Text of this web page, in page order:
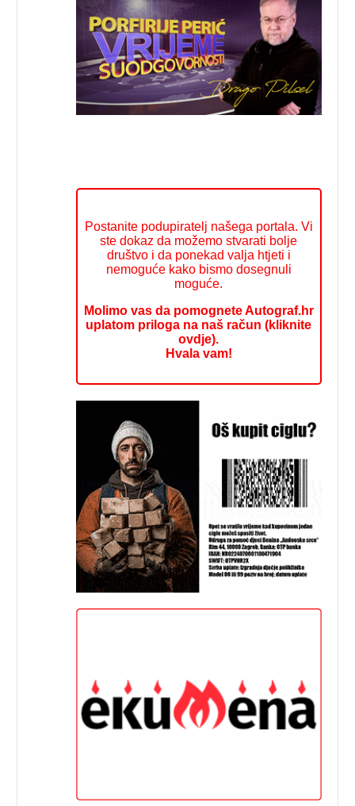
Postanite podupiratelj našega portala. Vi
ste dokaz da možemo stvarati bolje
društvo i da ponekad valja htjeti i
nemoguće kako bismo dosegnuli
moguće.
Molimo vas da pomognete Autograf.hr
uplatom priloga na naš račun (kliknite
ovdje).
Hvala vam!